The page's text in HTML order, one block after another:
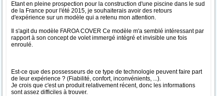
Etant en pleine prospection pour la construction d'une piscine dans le sud
de la France pour l'été 2015, je souhaiterais avoir des retours
d'expérience sur un modèle qui a retenu mon attention.
Il s'agit du modèle FAROA COVER Ce modèle m'a semblé intéressant par
rapport à son concept de volet immergé intégré et invisible une fois
enroulé.
Est-ce que des possesseurs de ce type de technologie peuvent faire part
de leur expérience ? (Fiabilité, confort, inconvénients, ...).
Je crois que c'est un produit relativement récent, donc les informations
sont assez difficiles à trouver.